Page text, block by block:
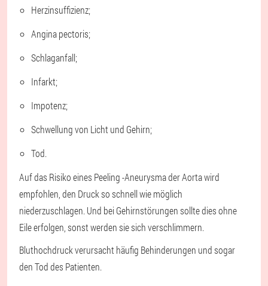
Herzinsuffizienz;
Angina pectoris;
Schlaganfall;
Infarkt;
Impotenz;
Schwellung von Licht und Gehirn;
Tod.
Auf das Risiko eines Peeling -Aneurysma der Aorta wird
empfohlen, den Druck so schnell wie möglich
niederzuschlagen. Und bei Gehirnstörungen sollte dies ohne
Eile erfolgen, sonst werden sie sich verschlimmern.
Bluthochdruck verursacht häufig Behinderungen und sogar
den Tod des Patienten.